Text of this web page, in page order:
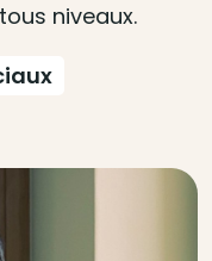
niveaux.